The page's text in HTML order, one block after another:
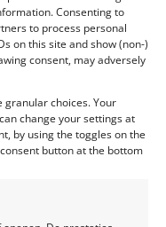
Consenting to
to process personal
on this site and show (non-)
consent, may adversely
granular choices. Your
change your settings at
by using the toggles on the
button at the bottom